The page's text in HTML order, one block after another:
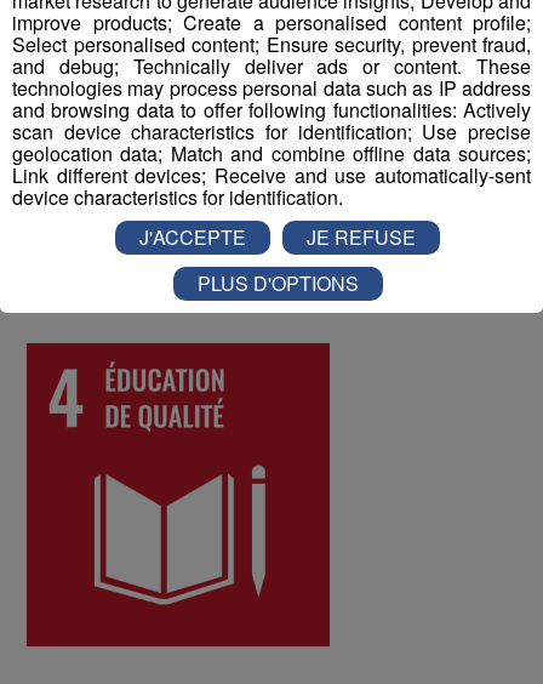
Enfin, un questionnaire bien-être envoyé chaque année
à tous les collaborateurs permet d'identifier les
difficultés qui pourraient être rencontrées par les
différents salariés, et d'y remédier. Au mois de juin 2022,
les collaborateurs ont donné une note globale de 8 sur
10 à la qualité de vie au travail au sein du Groupe Mont
Blanc Médias.
ODD numéro 4 : Education de qualité
improve products; Create a personalised content profile;
Select personalised content; Ensure security, prevent fraud,
and debug; Technically deliver ads or content. These
technologies may process personal data such as IP address
and browsing data to offer following functionalities: Actively
scan device characteristics for identification; Use precise
geolocation data; Match and combine offline data sources;
Link different devices; Receive and use automatically-sent
device characteristics for identification.
J'ACCEPTE
JE REFUSE
PLUS D'OPTIONS